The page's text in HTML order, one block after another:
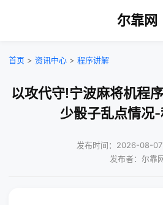
尔靠网
首页 > 资讯中心 > 程序讲解
以攻代守!宁波麻将机程
少骰子乱点情况
发布时间：2026-08-07
发布者：尔靠